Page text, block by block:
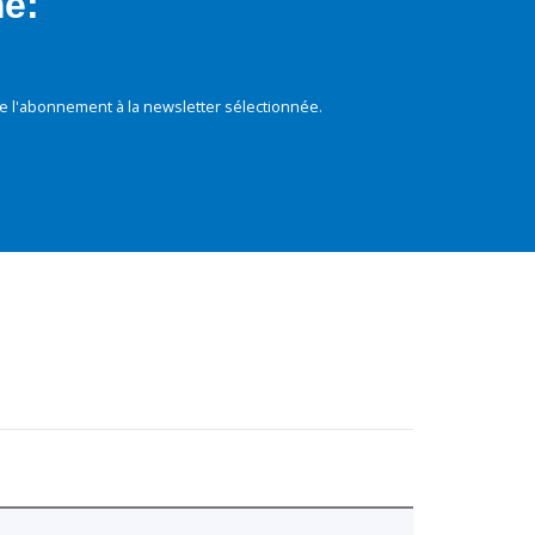
l'abonnement à la newsletter sélectionnée.